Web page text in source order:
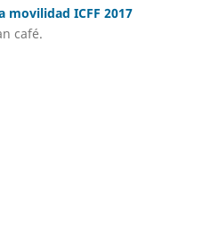
movilidad ICFF 2017
café.